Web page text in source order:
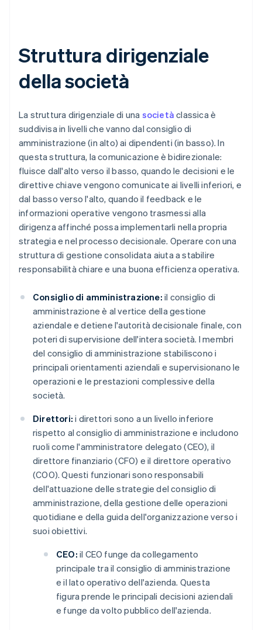
Struttura dirigenziale
della società
La struttura dirigenziale di una società classica è
suddivisa in livelli che vanno dal consiglio di
amministrazione (in alto) ai dipendenti (in basso). In
questa struttura, la comunicazione è bidirezionale:
fluisce dall'alto verso il basso, quando le decisioni e le
direttive chiave vengono comunicate ai livelli inferiori, e
dal basso verso l'alto, quando il feedback e le
informazioni operative vengono trasmessi alla
dirigenza affinché possa implementarli nella propria
strategia e nel processo decisionale. Operare con una
struttura di gestione consolidata aiuta a stabilire
responsabilità chiare e una buona efficienza operativa.
Consiglio di amministrazione: il consiglio di
amministrazione è al vertice della gestione
aziendale e detiene l'autorità decisionale finale, con
poteri di supervisione dell'intera società. I membri
del consiglio di amministrazione stabiliscono i
principali orientamenti aziendali e supervisionano le
operazioni e le prestazioni complessive della
società.
Direttori: i direttori sono a un livello inferiore
rispetto al consiglio di amministrazione e includono
ruoli come l'amministratore delegato (CEO), il
direttore finanziario (CFO) e il direttore operativo
(COO). Questi funzionari sono responsabili
dell'attuazione delle strategie del consiglio di
amministrazione, della gestione delle operazioni
quotidiane e della guida dell'organizzazione verso i
suoi obiettivi.
CEO: il CEO funge da collegamento
principale tra il consiglio di amministrazione
e il lato operativo dell'azienda. Questa
figura prende le principali decisioni aziendali
e funge da volto pubblico dell'azienda.